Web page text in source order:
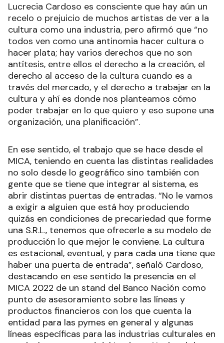
Lucrecia Cardoso es consciente que hay aún un
recelo o prejuicio de muchos artistas de ver a la
cultura como una industria, pero afirmó que “no
todos ven como una antinomia hacer cultura o
hacer plata; hay varios derechos que no son
antítesis, entre ellos el derecho a la creación, el
derecho al acceso de la cultura cuando es a
través del mercado, y el derecho a trabajar en la
cultura y ahí es donde nos planteamos cómo
poder trabajar en lo que quiero y eso supone una
organización, una planificación”.
En ese sentido, el trabajo que se hace desde el
MICA, teniendo en cuenta las distintas realidades
no solo desde lo geográfico sino también con
gente que se tiene que integrar al sistema, es
abrir distintas puertas de entradas. “No le vamos
a exigir a alguien que está hoy produciendo
quizás en condiciones de precariedad que forme
una S.R.L., tenemos que ofrecerle a su modelo de
producción lo que mejor le conviene. La cultura
es estacional, eventual, y para cada una tiene que
haber una puerta de entrada”, señaló Cardoso,
destacando en ese sentido la presencia en el
MICA 2022 de un stand del Banco Nación como
punto de asesoramiento sobre las líneas y
productos financieros con los que cuenta la
entidad para las pymes en general y algunas
líneas específicas para las industrias culturales en